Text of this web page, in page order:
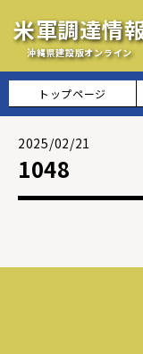
米軍調達情
沖縄県建設版オンライン
トップページ
2025/02/21
1048